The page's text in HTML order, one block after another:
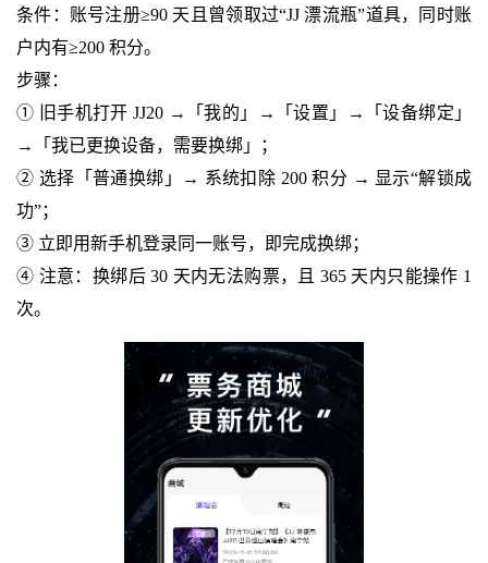
条件：账号注册≥90 天且曾领取过“JJ 漂流瓶”道具，同时账
户内有≥200 积分。
步骤：
① 旧手机打开 JJ20 →「我的」→「设置」→「设备绑定」
→「我已更换设备，需要换绑」；
② 选择「普通换绑」→ 系统扣除 200 积分 → 显示“解锁成
功”；
③ 立即用新手机登录同一账号，即完成换绑；
④ 注意：换绑后 30 天内无法购票，且 365 天内只能操作 1
次。